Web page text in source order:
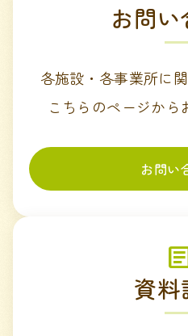
お問
各施設・各事業所に
こちらのページから
お問い
資料